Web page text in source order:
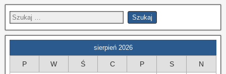
sierpień 2026
P W Ś C P S N